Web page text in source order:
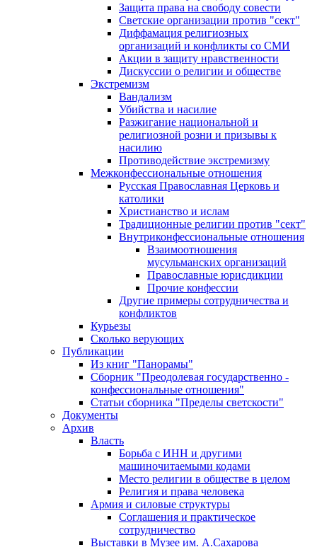
Защита права на свободу совести
Светские организации против "сект"
Диффамация религиозных
организаций и конфликты со СМИ
Акции в защиту нравственности
Дискуссии о религии и обществе
Экстремизм
Вандализм
Убийства и насилие
Разжигание национальной и
религиозной розни и призывы к
насилию
Противодействие экстремизму
Межконфессиональные отношения
Русская Православная Церковь и
католики
Христианство и ислам
Традиционные религии против "сект"
Внутриконфессиональные отношения
Взаимоотношения
мусульманских организаций
Православные юрисдикции
Прочие конфессии
Другие примеры сотрудничества и
конфликтов
Курьезы
Сколько верующих
Публикации
Из книг "Панорамы"
Сборник "Преодолевая государственно -
конфессиональные отношения"
Статьи сборника "Пределы светскости"
Документы
Архив
Власть
Борьба с ИНН и другими
машиночитаемыми кодами
Место религии в обществе в целом
Религия и права человека
Армия и силовые структуры
Соглашения и практическое
сотрудничество
Выставки в Музее им. А.Сахарова